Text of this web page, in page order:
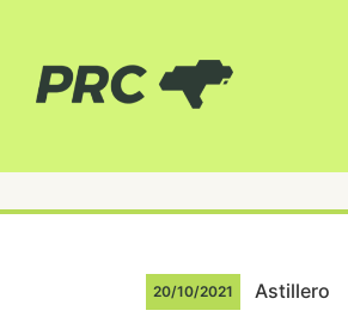
20/10/2021 Astillero